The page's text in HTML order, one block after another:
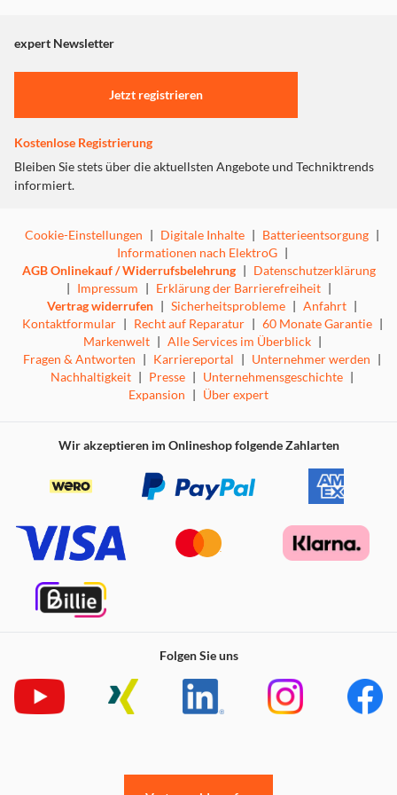
Sub 200 lässt die Wände wackeln. Dieser Subwoofer fügt
unseren TV-Soundprodukten ist das Setup super einfach.
Spür das Beben, das dich bewegt. Dieser Subwoofer liefert
überwältigenden Bass, der deinen Filmabend zum
Headliner-Event macht. Genieße Power und Präzision als
perfekte Ergänzung zu deiner Soundbar.
KABELLOSE VERBINDUNG
Sound. Genieße satteren, stärkeren Sound für dein Home-
Entertainment mit der neuesten Bluetooth LE Audio
Soundbar-Reihe, vergiss den Setup-Stress und genieße
Sound in Bestform.
Platziere diesen Subwoofer dort, wo er am besten klingt
immer du ihn hinstellst: Du spürst das Beben. Denn dieser
"Marketing".
Einstellungen anpassen
expert Newsletter
Jetzt registrieren
Kostenlose Registrierung
Bleiben Sie stets über die aktuellsten Angebote und Techniktrends
informiert.
Cookie-Einstellungen | Digitale Inhalte | Batterieentsorgung |
Informationen nach ElektroG |
AGB Onlinekauf / Widerrufsbelehrung | Datenschutzerklärung
| Impressum | Erklärung der Barrierefreiheit |
Vertrag widerrufen | Sicherheitsprobleme | Anfahrt |
Kontaktformular | Recht auf Reparatur | 60 Monate Garantie |
Markenwelt | Alle Services im Überblick |
Fragen & Antworten | Karriereportal | Unternehmer werden |
Nachhaltigkeit | Presse | Unternehmensgeschichte |
Expansion | Über expert
Wir akzeptieren im Onlineshop folgende Zahlarten
Folgen Sie uns